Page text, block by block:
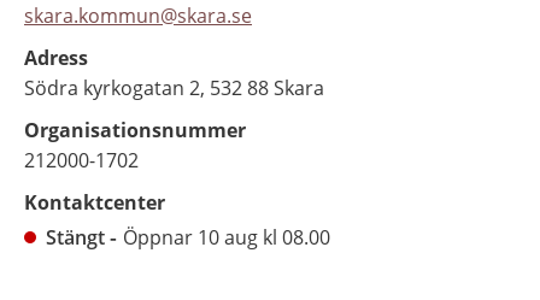
skara.kommun@skara.se
Adress
Södra kyrkogatan 2, 532 88 Skara
Organisationsnummer
212000-1702
Kontaktcenter
Stängt
Öppnar 10 aug kl 08.00